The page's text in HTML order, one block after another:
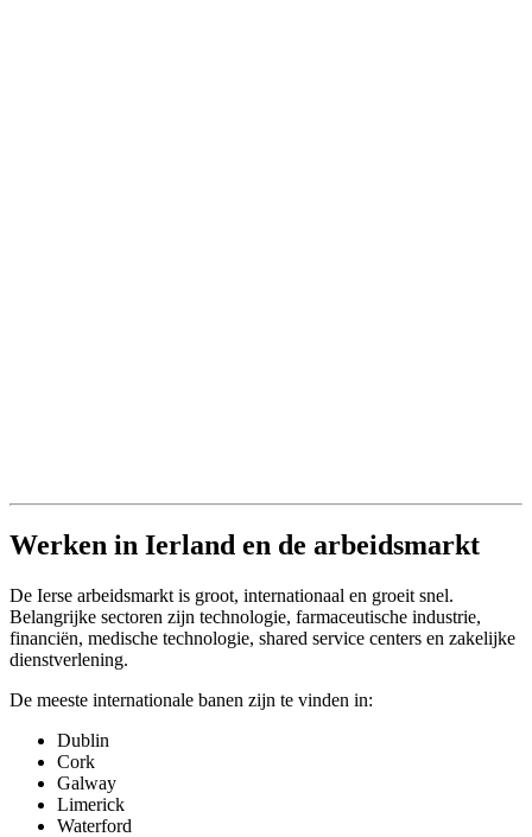
Werken in Ierland en de arbeidsmarkt
De Ierse arbeidsmarkt is groot, internationaal en groeit snel.
Belangrijke sectoren zijn technologie, farmaceutische industrie,
financiën, medische technologie, shared service centers en zakelijke
dienstverlening.
De meeste internationale banen zijn te vinden in:
Dublin
Cork
Galway
Limerick
Waterford